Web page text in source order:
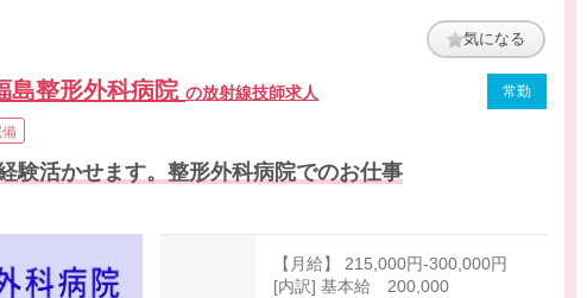
気になる
整形外科病院 の放射線技師求人 常勤
験活かせます。整形外科病院でのお仕事
【月給】 215,000円-300,000円
[内訳] 基本給 200,000